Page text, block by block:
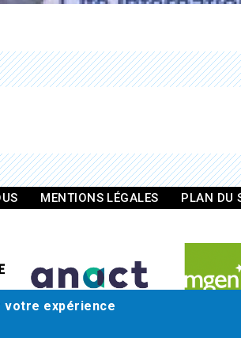
MENTIONS LÉGALES PLAN DU
votre expérience